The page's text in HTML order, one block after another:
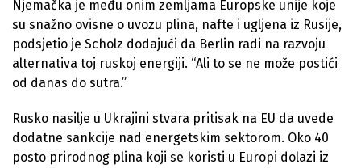
Njemačka je među onim zemljama Europske unije koje
su snažno ovisne o uvozu plina, nafte i ugljena iz Rusije,
podsjetio je Scholz dodajući da Berlin radi na razvoju
alternativa toj ruskoj energiji. “Ali to se ne može postići
od danas do sutra.”
Rusko nasilje u Ukrajini stvara pritisak na EU da uvede
dodatne sankcije nad energetskim sektorom. Oko 40
posto prirodnog plina koji se koristi u Europi dolazi iz